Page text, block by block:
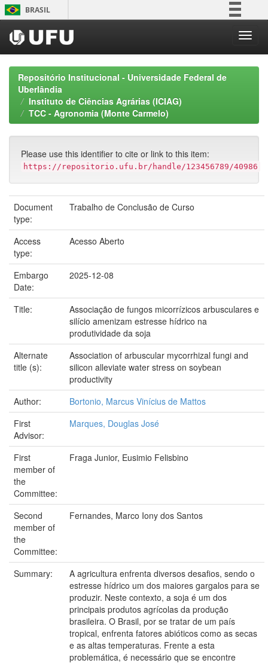
Skip
navigation
BRASIL
Participe
Acesso à informação
Legislação
Repositório Institucional - Universidade Federal de
Uberlândia
Instituto de Ciências Agrárias (ICIAG)
TCC - Agronomia (Monte Carmelo)
Please use this identifier to cite or link to this item:
https://repositorio.ufu.br/handle/123456789/40986
Document
type:
Trabalho de Conclusão de Curso
Access
type:
Acesso Aberto
Embargo
Date:
2025-12-08
Title:
Associação de fungos micorrízicos arbusculares e
silício amenizam estresse hídrico na
produtividade da soja
Alternate
title (s):
Association of arbuscular mycorrhizal fungi and
silicon alleviate water stress on soybean
productivity
Author:
Bortonio, Marcus Vinícius de Mattos
First
Advisor:
Marques, Douglas José
First
member of
the
Committee:
Fraga Junior, Eusimio Felisbino
Second
member of
the
Committee:
Fernandes, Marco Iony dos Santos
Summary:
A agricultura enfrenta diversos desafios, sendo o
estresse hídrico um dos maiores gargalos para se
produzir. Neste contexto, a soja é um dos
principais produtos agrícolas da produção
brasileira. O Brasil, por se tratar de um país
tropical, enfrenta fatores abióticos como as secas
e as altas temperaturas. Frente a esta
problemática, é necessário que se encontre